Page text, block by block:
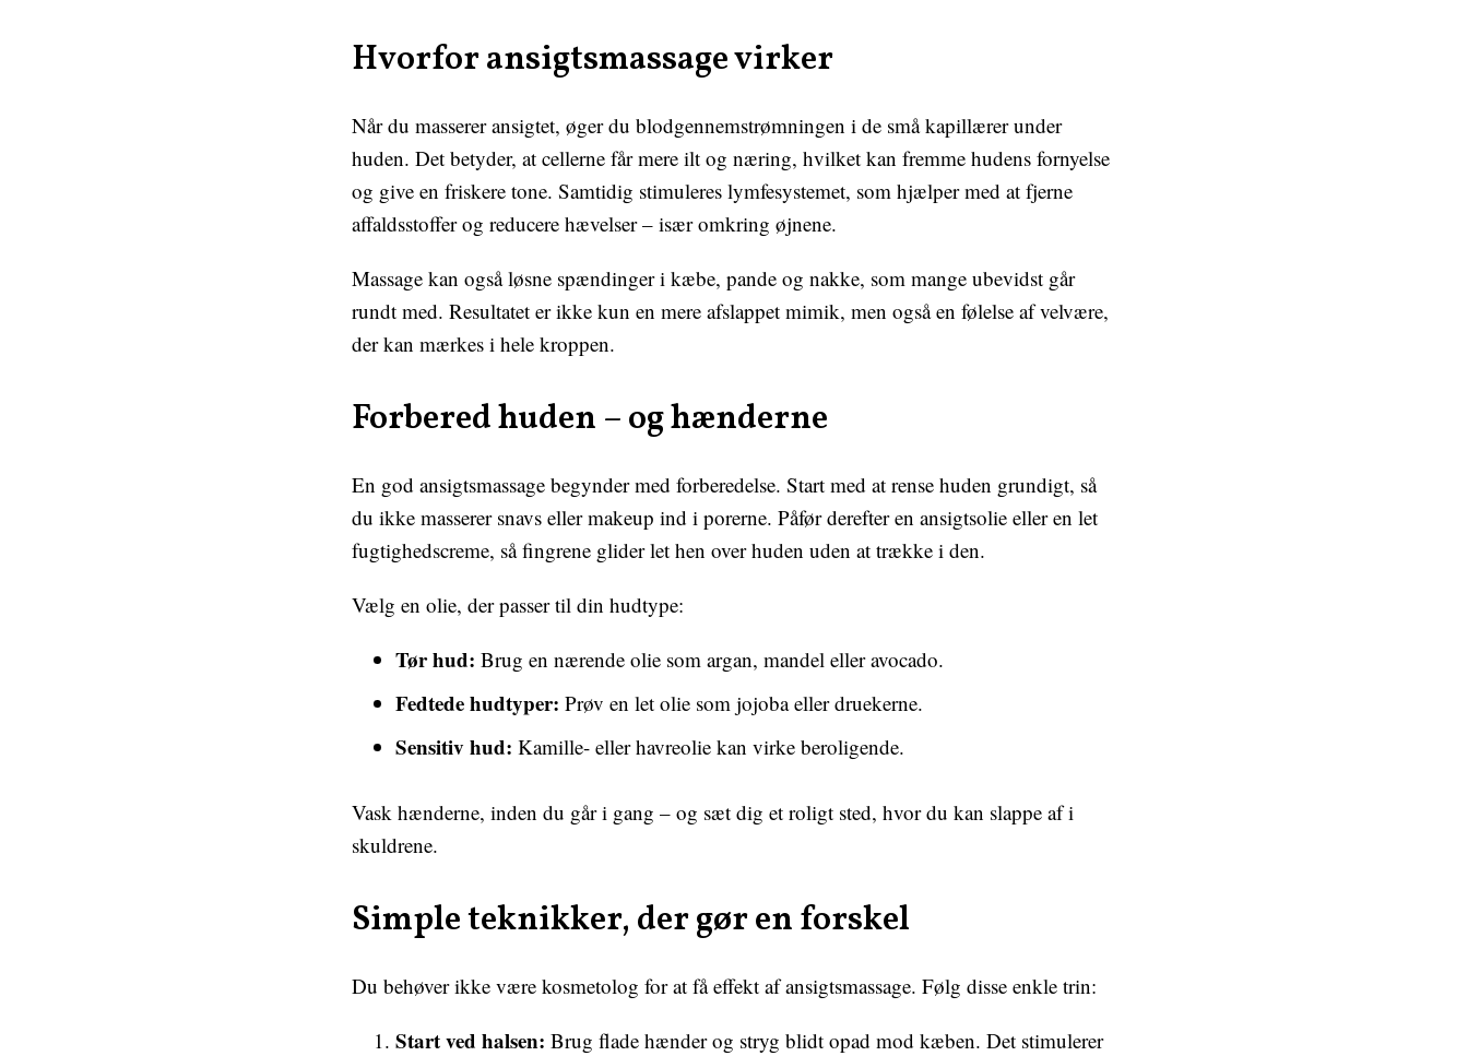
Hvorfor ansigtsmassage virker
Når du masserer ansigtet, øger du blodgennemstrømningen i de små kapillærer under
huden. Det betyder, at cellerne får mere ilt og næring, hvilket kan fremme hudens fornyelse
og give en friskere tone. Samtidig stimuleres lymfesystemet, som hjælper med at fjerne
affaldsstoffer og reducere hævelser – især omkring øjnene.
Massage kan også løsne spændinger i kæbe, pande og nakke, som mange ubevidst går
rundt med. Resultatet er ikke kun en mere afslappet mimik, men også en følelse af velvære,
der kan mærkes i hele kroppen.
Forbered huden – og hænderne
En god ansigtsmassage begynder med forberedelse. Start med at rense huden grundigt, så
du ikke masserer snavs eller makeup ind i porerne. Påfør derefter en ansigtsolie eller en let
fugtighedscreme, så fingrene glider let hen over huden uden at trække i den.
Vælg en olie, der passer til din hudtype:
Tør hud: Brug en nærende olie som argan, mandel eller avocado.
Fedtede hudtyper: Prøv en let olie som jojoba eller druekerne.
Sensitiv hud: Kamille- eller havreolie kan virke beroligende.
Vask hænderne, inden du går i gang – og sæt dig et roligt sted, hvor du kan slappe af i
skuldrene.
Simple teknikker, der gør en forskel
Du behøver ikke være kosmetolog for at få effekt af ansigtsmassage. Følg disse enkle trin:
Start ved halsen: Brug flade hænder og stryg blidt opad mod kæben. Det stimulerer